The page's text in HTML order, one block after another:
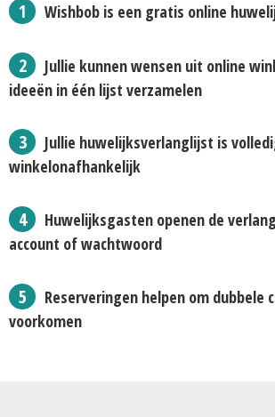
Wishbob is een gratis online
Jullie kunnen wensen uit online
ideeën in één lijst verzamelen
Jullie huwelijksverlanglijst is
winkelonafhankelijk
Huwelijksgasten openen de
account of wachtwoord
Reserveringen helpen om dubbele
voorkomen